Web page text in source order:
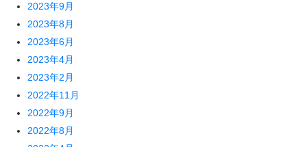
2023年9月
2023年8月
2023年6月
2023年4月
2023年2月
2022年11月
2022年9月
2022年8月